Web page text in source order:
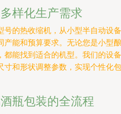
样化生产需求
号的热收缩机，从小型半自动设备
产能和预算要求。无论您是小型酿
都能找到适合的机型。我们的设备
寸和形状调整参数，实现个性化包
瓶包装的全流程